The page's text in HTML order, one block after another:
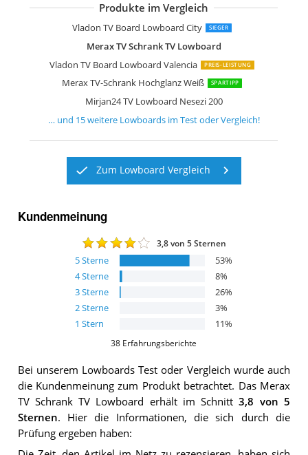
Produkte im Vergleich
Vladon TV Board Lowboard City SIEGER
Merax TV Schrank TV Lowboard
Vladon TV Board Lowboard Valencia
PREIS-LEISTUNG
Merax TV-Schrank Hochglanz Weiß SPARTIPP
Mirjan24 TV Lowboard Nesezi 200
SHARPDO Ausziehbarer TV-Schrank
OLEYLUCKLIVE Mid-Century Modern
Lowboard Vihti mit 3 Staufächern
Mirjan24 TV Lowboard Nesezi
Lookway Colgante 200 cm TV-Schrank
WLIVE TV Schrank mit LED
Vladon TV Board Lowboard Flow
Vladon TV Board Lowboard Flow
Forte High Rock TV Unterschrank
Wuun Somero Korpus Weiß
Selsey Lana TV Hängeboard
… und 15weitere Lowboardsim Test oder Vergleich!
Zum Lowboard Vergleich
Kundenmeinung
3,8von 5 Sternen
5Sterne 53%
4Sterne 8%
3Sterne 26%
2Sterne 3%
1 Stern 11%
38 Erfahrungsberichte
Bei unserem Lowboards Test oder Vergleich wurde auch
die Kundenmeinung zum Produkt betrachtet. Das Merax
TV Schrank TV Lowboard erhält im Schnitt3,8 von 5
Sternen. Hier die Informationen, die sich durch die
Prüfung ergeben haben: